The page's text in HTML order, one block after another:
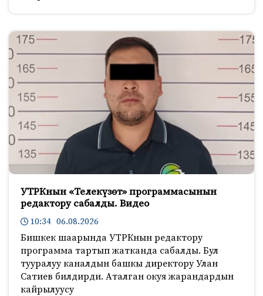
УТРКнын «Телекүзөт» программасынын
редактору сабалды. Видео
10:34 06.08.2026
Бишкек шаарында УТРКнын редактору
программа тартып жатканда сабалды. Бул
тууралуу каналдын башкы директору Улан
Сатиев билдирди. Аталган окуя жарандардын
кайрылуусу